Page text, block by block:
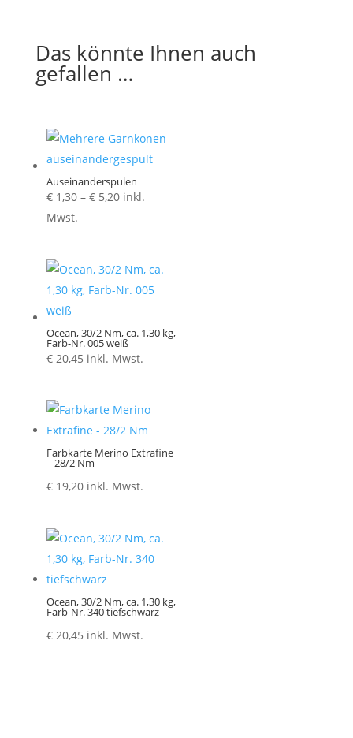
Das könnte Ihnen auch
gefallen …
Auseinanderspulen
€1,30 – €5,20Preisspanne:
inkl.
Mwst.
Ocean, 30/2 Nm, ca. 1,30 kg,
Farb-Nr. 005 weiß
€20,45 inkl. Mwst.
Farbkarte Merino Extrafine
– 28/2 Nm
€19,20 inkl. Mwst.
Ocean, 30/2 Nm, ca. 1,30 kg,
Farb-Nr. 340 tiefschwarz
€20,45 inkl. Mwst.